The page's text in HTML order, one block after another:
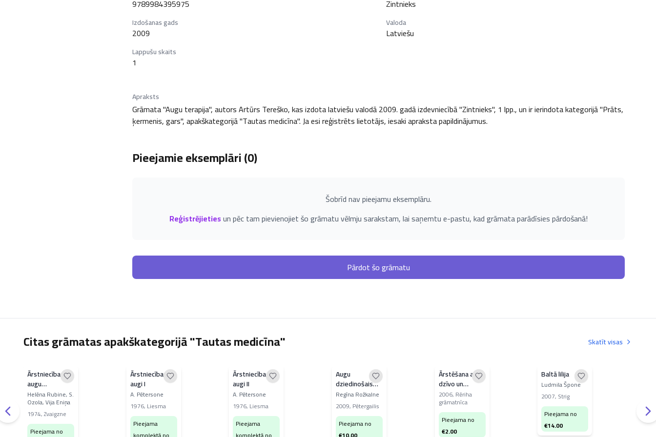
9789984395975 Zintnieks
Izdošanas gads
2009
Valoda
Latviešu
Lappušu skaits
1
Apraksts
Grāmata "Augu terapija", autors Artūrs Tereško, kas izdota latviešu valodā 2009. gadā izdevniecībā "Zintnieks", 1 lpp., un ir ierindota kategorijā "Prāts,
ķermenis, gars", apakškategorijā "Tautas medicīna". Ja esi reģistrēts lietotājs, iesaki apraksta papildinājumus.
Pieejamie eksemplāri (0)
Šobrīd nav pieejamu eksemplāru.
Reģistrējietiesun pēc tam pievienojiet šo grāmatu vēlmju sarakstam, lai saņemtu e-pastu, kad grāmata parādīsies pārdošanā!
Pārdot šo grāmatu
Citas grāmatas apakškategorijā "Tautas medicīna" Skatīt visas
Ārstniecības
augu
sagatavošana
un lietošana
Helēna Rubine, S.
Ozola, Vija Eniņa
1974,Zvaigzne
Pieejama no
Ārstniecības
augi I
A. Pētersone
1976, Liesma
Pieejama
Ārstniecības
augi II
A. Pētersone
1976, Liesma
Pieejama
Augu
dziedinošais
spēks
Regīna Rožkalne
2009, Pētergailis
Pieejama no
Ārstēšana ar
dzīvo un
nedzīvo ūdeni,
ūdeņraža
pārskābi un
skābekli
2006, Rēriha
grāmatnīca
Pieejama no
€2.00
Baltā lilija
Ludmila Špone
2007, Strig
Pieejama no
€14.00